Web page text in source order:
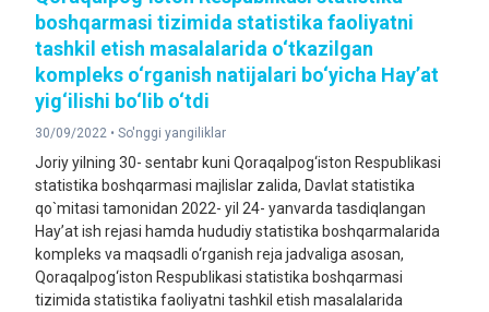
boshqarmasi tizimida statistika faoliyatni
tashkil etish masalalarida o‘tkazilgan
kompleks o‘rganish natijalari bo‘yicha Hayʼat
yig‘ilishi bo‘lib o‘tdi
30/09/2022 • So'nggi yangiliklar
Joriy yilning 30- sentabr kuni Qoraqalpog‘iston Respublikasi
statistika boshqarmasi majlislar zalida, Davlat statistika
qo`mitasi tamonidan 2022- yil 24- yanvarda tasdiqlangan
Hayʼat ish rejasi hamda hududiy statistika boshqarmalarida
kompleks va maqsadli o‘rganish reja jadvaliga asosan,
Qoraqalpog‘iston Respublikasi statistika boshqarmasi
tizimida statistika faoliyatni tashkil etish masalalarida